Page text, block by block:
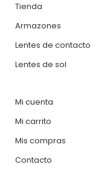
Tienda
Armazones
Lentes de contacto
Lentes de sol
Mi cuenta
Mi carrito
Mis compras
Contacto